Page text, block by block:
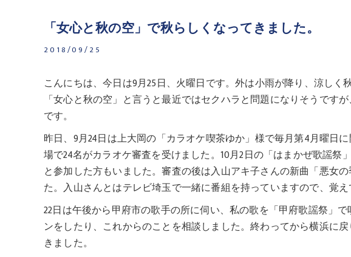
「女心と秋の空」で秋らしくなってきました。
2018/09/25
こんにちは、今日は9月25日、火曜日です。外は小雨が降り、涼しく
「女心と秋の空」と言うと最近ではセクハラと問題になりそうです
です。
昨日、9月24日は上大岡の「カラオケ喫茶ゆか」様で毎月第4月曜日
場で24名がカラオケ審査を受けました。10月2日の「はまかぜ歌謡
と参加した方もいました。審査の後は入山アキ子さんの新曲「悪女
た。入山さんとはテレビ埼玉で一緒に番組を持っていますので、覚え
22日は午後から甲府市の歌手の所に伺い、私の歌を「甲府歌謡祭」
ンをしたり、これからのことを相談しました。終わってから横浜に
きました。